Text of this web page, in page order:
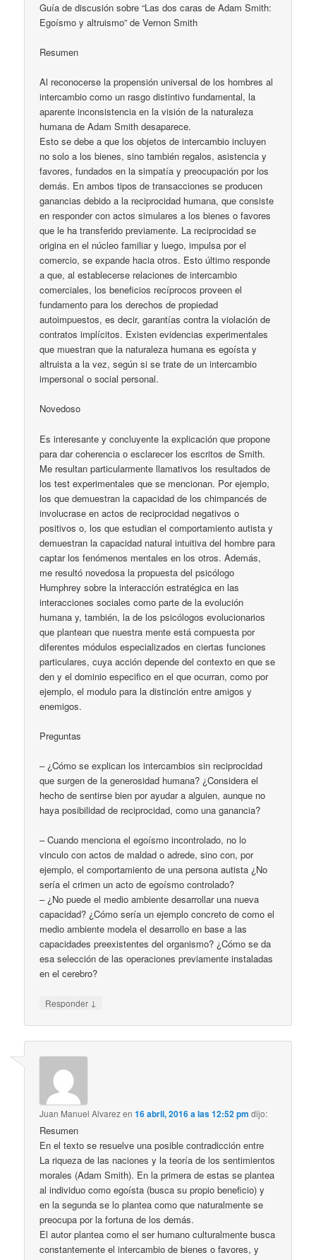
Guía de discusión sobre “Las dos caras de Adam Smith:
Egoísmo y altruismo” de Vernon Smith
Resumen
Al reconocerse la propensión universal de los hombres al
intercambio como un rasgo distintivo fundamental, la
aparente inconsistencia en la visión de la naturaleza
humana de Adam Smith desaparece.
Esto se debe a que los objetos de intercambio incluyen
no solo a los bienes, sino también regalos, asistencia y
favores, fundados en la simpatía y preocupación por los
demás. En ambos tipos de transacciones se producen
ganancias debido a la reciprocidad humana, que consiste
en responder con actos simulares a los bienes o favores
que le ha transferido previamente. La reciprocidad se
origina en el núcleo familiar y luego, impulsa por el
comercio, se expande hacia otros. Esto último responde
a que, al establecerse relaciones de intercambio
comerciales, los beneficios recíprocos proveen el
fundamento para los derechos de propiedad
autoimpuestos, es decir, garantías contra la violación de
contratos implícitos. Existen evidencias experimentales
que muestran que la naturaleza humana es egoísta y
altruista a la vez, según si se trate de un intercambio
impersonal o social personal.
Novedoso
Es interesante y concluyente la explicación que propone
para dar coherencia o esclarecer los escritos de Smith.
Me resultan particularmente llamativos los resultados de
los test experimentales que se mencionan. Por ejemplo,
los que demuestran la capacidad de los chimpancés de
involucrase en actos de reciprocidad negativos o
positivos o, los que estudian el comportamiento autista y
demuestran la capacidad natural intuitiva del hombre para
captar los fenómenos mentales en los otros. Además,
me resultó novedosa la propuesta del psicólogo
Humphrey sobre la interacción estratégica en las
interacciones sociales como parte de la evolución
humana y, también, la de los psicólogos evolucionarios
que plantean que nuestra mente está compuesta por
diferentes módulos especializados en ciertas funciones
particulares, cuya acción depende del contexto en que se
den y el dominio especifico en el que ocurran, como por
ejemplo, el modulo para la distinción entre amigos y
enemigos.
Preguntas
– ¿Cómo se explican los intercambios sin reciprocidad
que surgen de la generosidad humana? ¿Considera el
hecho de sentirse bien por ayudar a alguien, aunque no
haya posibilidad de reciprocidad, como una ganancia?
– Cuando menciona el egoísmo incontrolado, no lo
vinculo con actos de maldad o adrede, sino con, por
ejemplo, el comportamiento de una persona autista ¿No
sería el crimen un acto de egoísmo controlado?
– ¿No puede el medio ambiente desarrollar una nueva
capacidad? ¿Cómo sería un ejemplo concreto de como el
medio ambiente modela el desarrollo en base a las
capacidades preexistentes del organismo? ¿Cómo se da
esa selección de las operaciones previamente instaladas
en el cerebro?
Responder ↓
Juan Manuel Alvarezen16 abril, 2016 a las 12:52 pm dijo:
Resumen
En el texto se resuelve una posible contradicción entre
La riqueza de las naciones y la teoría de los sentimientos
morales (Adam Smith). En la primera de estas se plantea
al individuo como egoísta (busca su propio beneficio) y
en la segunda se lo plantea como que naturalmente se
preocupa por la fortuna de los demás.
El autor plantea como el ser humano culturalmente busca
constantemente el intercambio de bienes o favores, y